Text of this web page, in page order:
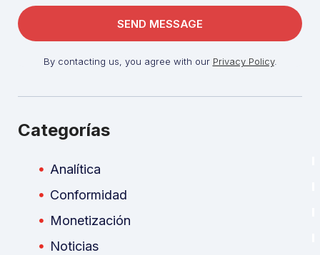
By contacting us, you agree with our Privacy Policy.
Categorías
Analítica
Conformidad
Monetización
Noticias